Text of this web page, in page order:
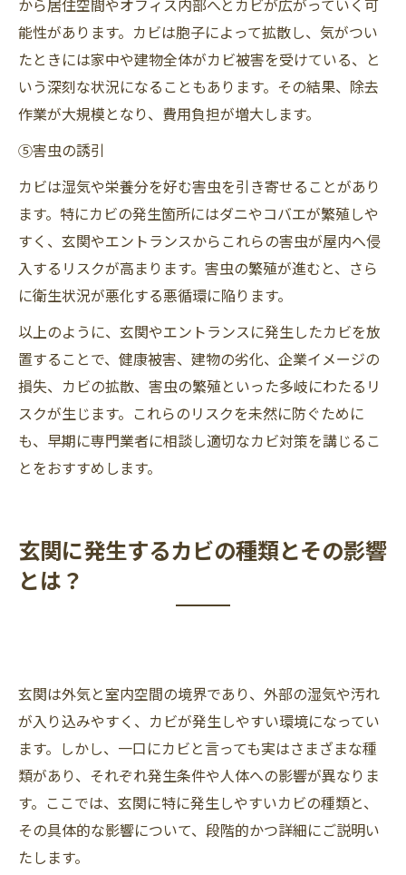
から居住空間やオフィス内部へとカビが広がっていく可
能性があります。カビは胞子によって拡散し、気がつい
たときには家中や建物全体がカビ被害を受けている、と
いう深刻な状況になることもあります。その結果、除去
作業が大規模となり、費用負担が増大します。
⑤害虫の誘引
カビは湿気や栄養分を好む害虫を引き寄せることがあり
ます。特にカビの発生箇所にはダニやコバエが繁殖しや
すく、玄関やエントランスからこれらの害虫が屋内へ侵
入するリスクが高まります。害虫の繁殖が進むと、さら
に衛生状況が悪化する悪循環に陥ります。
以上のように、玄関やエントランスに発生したカビを放
置することで、健康被害、建物の劣化、企業イメージの
損失、カビの拡散、害虫の繁殖といった多岐にわたるリ
スクが生じます。これらのリスクを未然に防ぐために
も、早期に専門業者に相談し適切なカビ対策を講じるこ
とをおすすめします。
玄関に発生するカビの種類とその影響
とは？
玄関は外気と室内空間の境界であり、外部の湿気や汚れ
が入り込みやすく、カビが発生しやすい環境になってい
ます。しかし、一口にカビと言っても実はさまざまな種
類があり、それぞれ発生条件や人体への影響が異なりま
す。ここでは、玄関に特に発生しやすいカビの種類と、
その具体的な影響について、段階的かつ詳細にご説明い
たします。